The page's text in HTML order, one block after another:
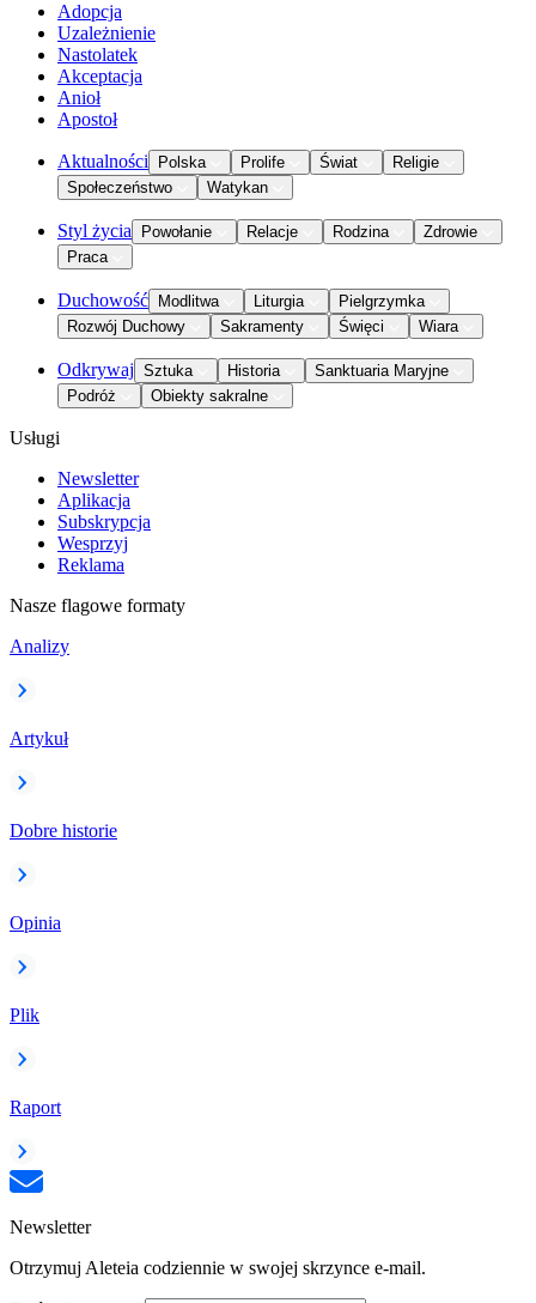
Adopcja
Uzależnienie
Nastolatek
Akceptacja
Anioł
Apostoł
Aktualności Polska Prolife Świat
Religie
Społeczeństwo
Watykan
Styl życia Powołanie Relacje Rodzina
Zdrowie
Praca
Duchowość Modlitwa Liturgia
Pielgrzymka
Rozwój Duchowy
Sakramenty Święci Wiara
Odkrywaj Sztuka Historia
Sanktuaria Maryjne
Podróż
Obiekty sakralne
Usługi
Newsletter
Aplikacja
Subskrypcja
Wesprzyj
Reklama
Nasze flagowe formaty
Analizy
Artykuł
Dobre historie
Opinia
Plik
Raport
Newsletter
Otrzymuj Aleteia codziennie w swojej skrzynce e-mail.